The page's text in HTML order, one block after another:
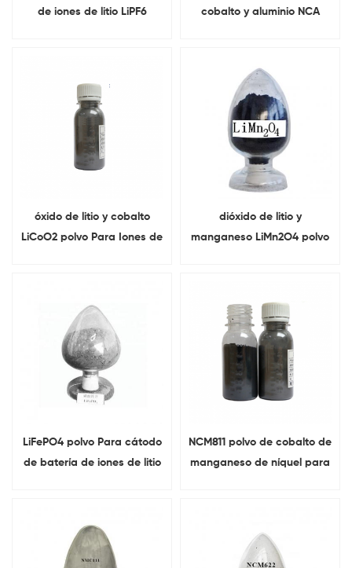
de iones de litio LiPF6
cobalto y aluminio NCA
óxido de litio y cobalto
LiCoO2 polvo Para Iones de
dióxido de litio y
manganeso LiMn2O4 polvo
LiFePO4 polvo Para cátodo
de batería de iones de litio
NCM811 polvo de cobalto de
manganeso de níquel para